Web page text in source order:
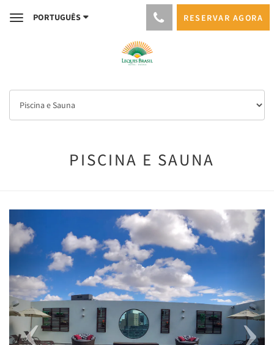
TogglePORTUGUÊS RESERVAR AGORA
PISCINA E SAUNA
Next